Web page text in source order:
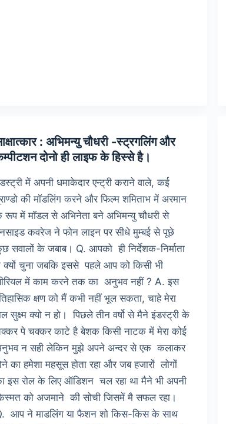
: अभिमन्यु चौधरी -स्ट्रगलिंग और
दोनो ही लाइफ के हिस्से है।
में अपनी धमाकेदार एन्ट्री कराने वाले, कई
की माॅडलिंग करने और फिल्म शमिताभ में अरमान
रूप में माॅडल से अभिनेता बने अभिमन्यु चौधरी से
कवरेज ने फोन लाइन पर सीधे मुम्बई से पूछे
सवालों के जबाब। Q. आपको ही निर्देशक-निर्माता
क्यों चुना जबकि इससे पहले आप को किसी भी
में काम करने तक का अनुभव नहीं ? A. इस
क्षण को मैं कभी नहीं भूल सकता, चाहे मेरा
सुक्ष्म क्यो न हो। पिछले तीन वर्षो से मैने इंडस्ट्री के
पे चक्कर काटे है बेशक किसी नाटक में मेरा कोई
न सही लेकिन मुझे अपने अन्दर से एक कलाकर
का हमेशा महसूस होता रहा और जब हजारों लोगों
इस रोल के लिए ऑडिशन चल रहा था मैने भी अपनी
को अजमाने की सोची जिसमें मै सफल रहा।
आप ने माडलिंग या फैशन शो किस-किस के साथ